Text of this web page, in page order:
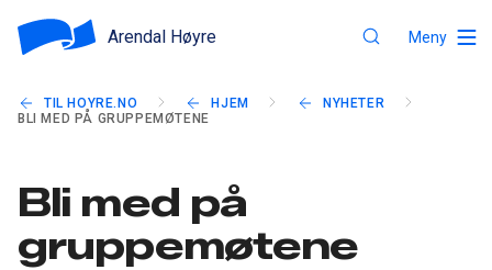
Arendal Høyre Meny
TIL HOYRE.NO HJEM
NYHETER
BLI MED PÅ GRUPPEMØTENE
Bli med på
gruppemøtene